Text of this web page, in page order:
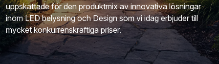
uppskattade för den produktmix av innovativa lösningar
inom LED belysning och Design som vi idag erbjuder till
mycket konkurrenskraftiga priser.